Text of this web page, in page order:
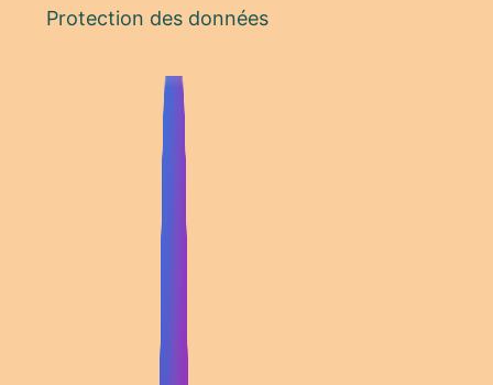
Protection des données